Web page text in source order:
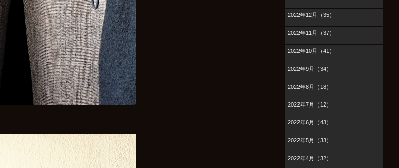
2022年12月（35）
2022年11月（37）
2022年10月（41）
2022年9月（34）
2022年8月（18）
2022年7月（12）
2022年6月（43）
2022年5月（33）
2022年4月（32）